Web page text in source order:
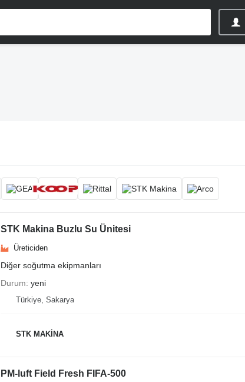
STK Makina Buzlu Su Ünitesi
Üreticiden
Diğer soğutma ekipmanları
Durum yeni
Türkiye, Sakarya
STK MAKİNA
PM-luft Field Fresh FIFA-500